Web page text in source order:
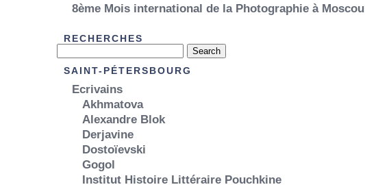
8ème Mois international de la Photographie à Moscou
RECHERCHES
SAINT-PÉTERSBOURG
Ecrivains
Akhmatova
Alexandre Blok
Derjavine
Dostoïevski
Gogol
Institut Histoire Littéraire Pouchkine